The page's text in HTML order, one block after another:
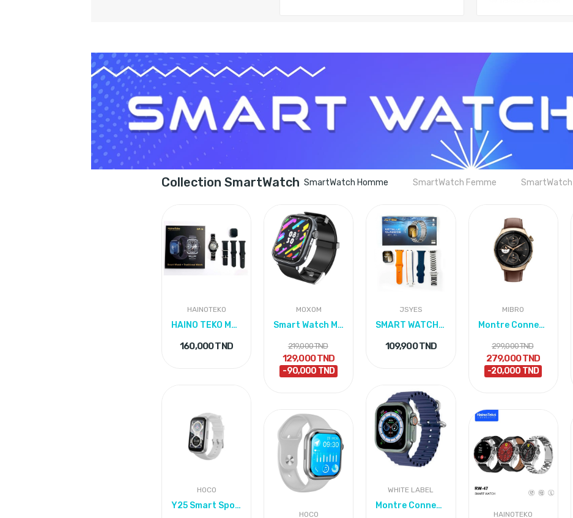
Collection SmartWatch SmartWatch Homme SmartWatch Femme SmartWatch
HAINOTEKO
HAINO TEKO Montre Connectée GP-14
160,000 TND
HOCO
Y25 Smart Sport Watch
MOXOM
Smart Watch MoXom MX WH-12 – Montre Connectée...
219,000 TND
129,000 TND
-90,000 TND
HOCO
JSYES
SMART WATCH Metallic Classic
109,900 TND
WHITE LABEL
Montre Connectée T800 Ultra - Bleu
MIBRO
Montre Connectée Mibro Lite 3 Pro
299,000 TND
279,000 TND
-20,000 TND
HAINOTEKO